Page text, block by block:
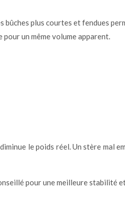
plus courtes et fendues
un même volume apparent.
le poids réel. Un stère mal
pour une meilleure stabilité